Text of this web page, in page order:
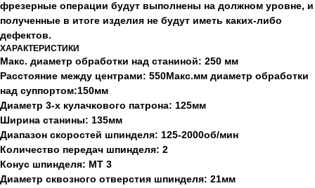
фрезерные операции будут выполнены на должном уровне, и
полученные в итоге изделия не будут иметь каких-либо
дефектов.
ХАРАКТЕРИСТИКИ
Макс. диаметр обработки над станиной: 250 мм
Расстояние между центрами: 550Макс.мм диаметр обработки
над суппортом:150мм
Диаметр 3-х кулачкового патрона: 125мм
Ширина станины: 135мм
Диапазон скоростей шпинделя: 125-2000об/мин
Количество передач шпинделя: 2
Конус шпинделя: МТ 3
Диаметр сквозного отверстия шпинделя: 21мм